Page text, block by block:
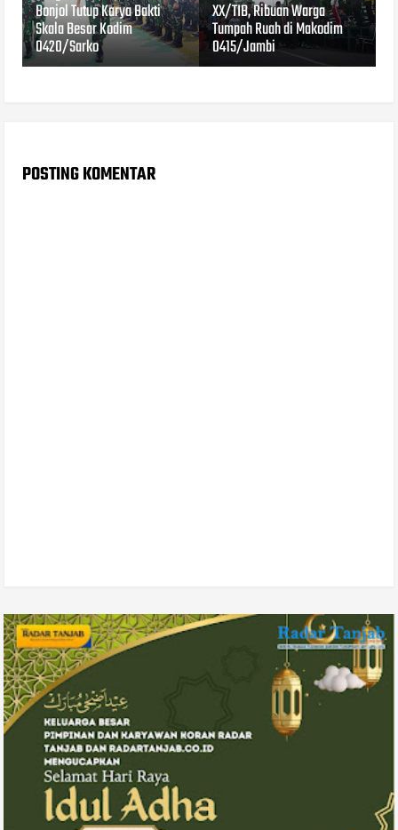
Bonjol Tutup Karya Bakti
Skala Besar Kodim
0420/Sarko
XX/TIB, Ribuan Warga
Tumpah Ruah di Makodim
0415/Jambi
POSTING KOMENTAR